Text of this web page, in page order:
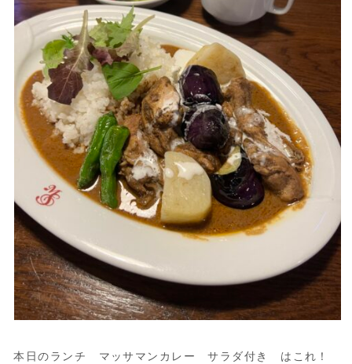
本日のランチ マッサマンカレー サラダ付き はこれ！